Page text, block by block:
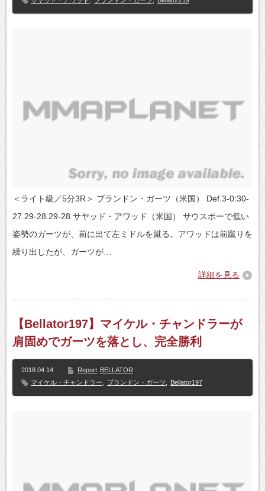
＜ライト級／5分3R＞ ブランドン・ガーツ（米国） Def.3-0:30-
27.29-28.29-28 サヤッド・アワッド（米国） サウスポーで低い
姿勢のガーツが、前に出て左ミドルを蹴る。アワッドは前蹴りを
繰り出したが、ガーツが…
詳細を見る
【Bellator197】マイケル・チャンドラーが
肩固めでガーツを落とし、完全勝利
2018.04.14 Report BELLATOR
マイケル・チャンドラー
ブランドン・ガーツ Bellator197